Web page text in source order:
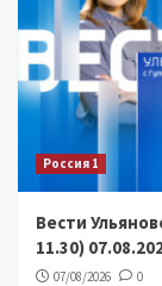
Россия 1
Вести
11.30)
07/08/2026 0